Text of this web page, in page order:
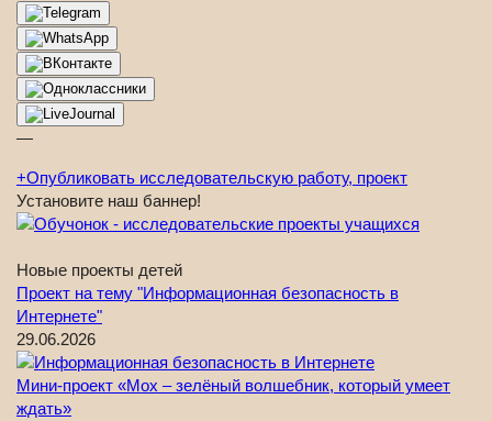
—
+Опубликовать исследовательскую работу, проект
Установите наш баннер!
Новые проекты детей
Проект на тему "Информационная безопасность в
Интернете"
29.06.2026
Мини-проект «Мох – зелёный волшебник, который умеет
ждать»